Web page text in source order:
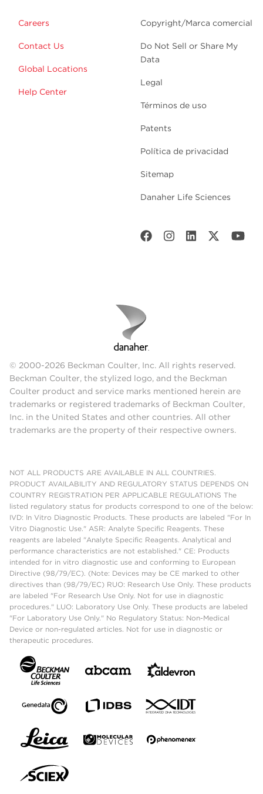
Careers
Contact Us
Global Locations
Help Center
Copyright/Marca comercial
Do Not Sell or Share My
Data
Legal
Términos de uso
Patents
Política de privacidad
Sitemap
Danaher Life Sciences
© 2000-2026 Beckman Coulter, Inc. All rights reserved.
Beckman Coulter, the stylized logo, and the Beckman
Coulter product and service marks mentioned herein are
trademarks or registered trademarks of Beckman Coulter,
Inc. in the United States and other countries. All other
trademarks are the property of their respective owners.
NOT ALL PRODUCTS ARE AVAILABLE IN ALL COUNTRIES.
PRODUCT AVAILABILITY AND REGULATORY STATUS DEPENDS ON
COUNTRY REGISTRATION PER APPLICABLE REGULATIONS The
listed regulatory status for products correspond to one of the below:
IVD: In Vitro Diagnostic Products. These products are labeled "For In
Vitro Diagnostic Use." ASR: Analyte Specific Reagents. These
reagents are labeled "Analyte Specific Reagents. Analytical and
performance characteristics are not established." CE: Products
intended for in vitro diagnostic use and conforming to European
Directive (98/79/EC). (Note: Devices may be CE marked to other
directives than (98/79/EC) RUO: Research Use Only. These products
are labeled "For Research Use Only. Not for use in diagnostic
procedures." LUO: Laboratory Use Only. These products are labeled
"For Laboratory Use Only." No Regulatory Status: Non-Medical
Device or non-regulated articles. Not for use in diagnostic or
therapeutic procedures.